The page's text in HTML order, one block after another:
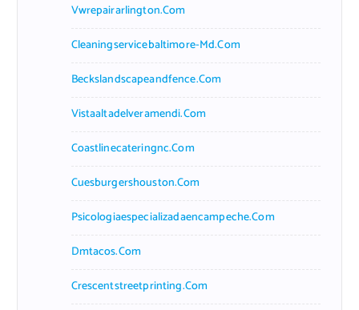
Vwrepairarlington.com
Cleaningservicebaltimore-Md.com
Beckslandscapeandfence.com
Vistaaltadelveramendi.com
Coastlinecateringnc.com
Cuesburgershouston.com
Psicologiaespecializadaencampeche.com
Dmtacos.com
Crescentstreetprinting.com